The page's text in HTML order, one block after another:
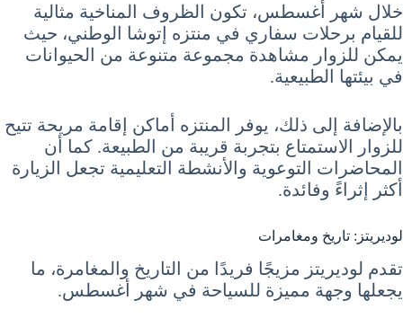
خلال شهر أغسطس، تكون الظروف المناخية مثالية
للقيام برحلات سفاري في منتزه إتوشا الوطني، حيث
يمكن للزوار مشاهدة مجموعة متنوعة من الحيوانات
في بيئتها الطبيعية.
بالإضافة إلى ذلك، يوفر المنتزه أماكن إقامة مريحة تتيح
للزوار الاستمتاع بتجربة قريبة من الطبيعة. كما أن
المحاضرات التوعوية والأنشطة التعليمية تجعل الزيارة
أكثر إثراءً وفائدة.
لوديريتز: تاريخ ومغامرات
تقدم لوديريتز مزيجًا فريدًا من التاريخ والمغامرة، ما
يجعلها وجهة مميزة للسياحة في شهر أغسطس.